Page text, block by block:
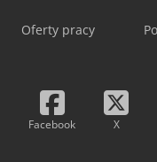
Oferty pracy
Facebook X